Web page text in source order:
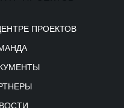
ПРОЕКТОВ